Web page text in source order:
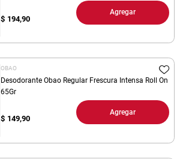
$ 194,90
Agregar
OBAO
Desodorante Obao Regular Frescura Intensa Roll On
65Gr
$ 149,90
Agregar